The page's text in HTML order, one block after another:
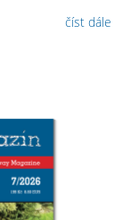
číst dále